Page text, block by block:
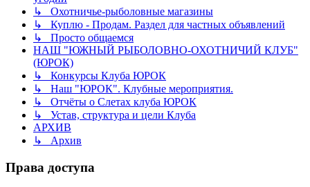
↳ Охотничье-рыболовные магазины
↳ Куплю - Продам. Раздел для частных объявлений
↳ Просто общаемся
НАШ "ЮЖНЫЙ РЫБОЛОВНО-ОХОТНИЧИЙ КЛУБ"
(ЮРОК)
↳ Конкурсы Клуба ЮРОК
↳ Наш "ЮРОК". Клубные мероприятия.
↳ Отчёты о Слетах клуба ЮРОК
↳ Устав, структура и цели Клуба
АРХИВ
↳ Архив
Права доступа